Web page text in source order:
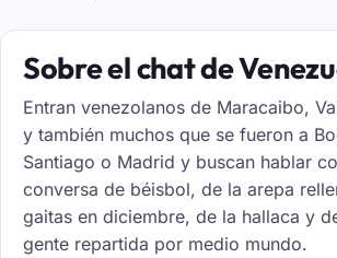
Sobre el chat de
Entran venezolanos de Maracaibo,
y también muchos que se fueron a
Santiago o Madrid y buscan hablar
conversa de béisbol, de la arepa
gaitas en diciembre, de la hallaca y
gente repartida por medio mundo.